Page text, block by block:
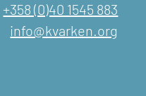
+358 (0)40 1545 883
info@kvarken.org